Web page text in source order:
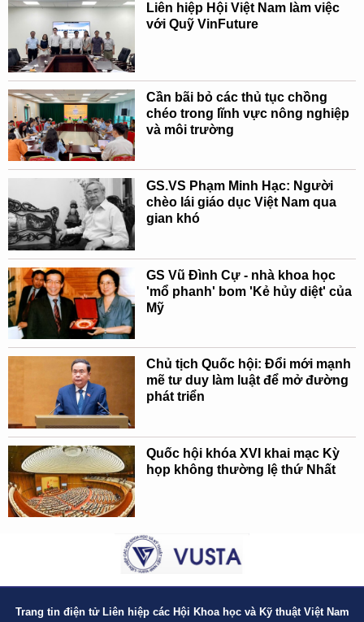
Liên hiệp Hội Việt Nam làm việc
với Quỹ VinFuture
Cần bãi bỏ các thủ tục chồng
chéo trong lĩnh vực nông nghiệp
và môi trường
GS.VS Phạm Minh Hạc: Người
chèo lái giáo dục Việt Nam qua
gian khó
GS Vũ Đình Cự - nhà khoa học
'mổ phanh' bom 'Kẻ hủy diệt' của
Mỹ
Chủ tịch Quốc hội: Đổi mới mạnh
mẽ tư duy làm luật để mở đường
phát triển
Quốc hội khóa XVI khai mạc Kỳ
họp không thường lệ thứ Nhất
Trang tin điện tử Liên hiệp các Hội Khoa học và Kỹ thuật Việt Nam